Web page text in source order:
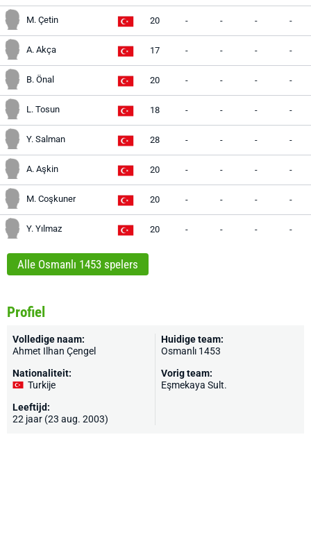
M. Çetin 20 - - - -
A. Akça 17 - - - -
B. Önal 20 - - - -
L. Tosun 18 - - - -
Y. Salman 28 - - - -
A. Aşkin 20 - - - -
M. Coşkuner 20 - - - -
Y. Yılmaz 20 - - - -
Alle Osmanlı 1453 spelers
Profiel
Volledige naam:
Ahmet Ilhan Çengel
Nationaliteit:
Turkije
Leeftijd:
22 jaar (23 aug. 2003)
Huidige team:
Osmanlı 1453
Vorig team:
Eşmekaya Sult.